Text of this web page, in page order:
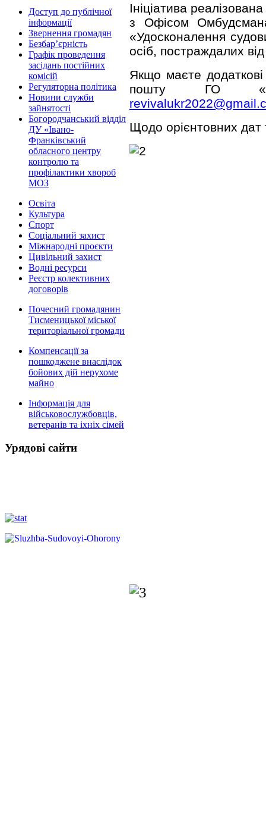
Доступ до публічної
інформації
Звернення громадян
Безбар’єрність
Графік проведення
засідань постійних
комісій
Регуляторна політика
Новини служби
зайнятості
Богородчанський відділ
ДУ «Івано-
Франківський
обласного центру
контролю та
профілактики хвороб
МОЗ
Освіта
Культура
Спорт
Соціальний захист
Міжнародні проєкти
Цивільний захист
Водні ресурси
Реєстр колективних
договорів
Почесний громадянин
Тисменицької міської
територіальної громади
Компенсації за
пошкоджене внаслідок
бойових дій нерухоме
майно
Інформація для
військовослужбовців,
ветеранів та іхніх сімей
Урядові сайти
Ініціатива
з Офісом
«Удосконалення
осіб, постраждалих від
Якщо маєте
пошту ГО
Щодо орієнтовних дат